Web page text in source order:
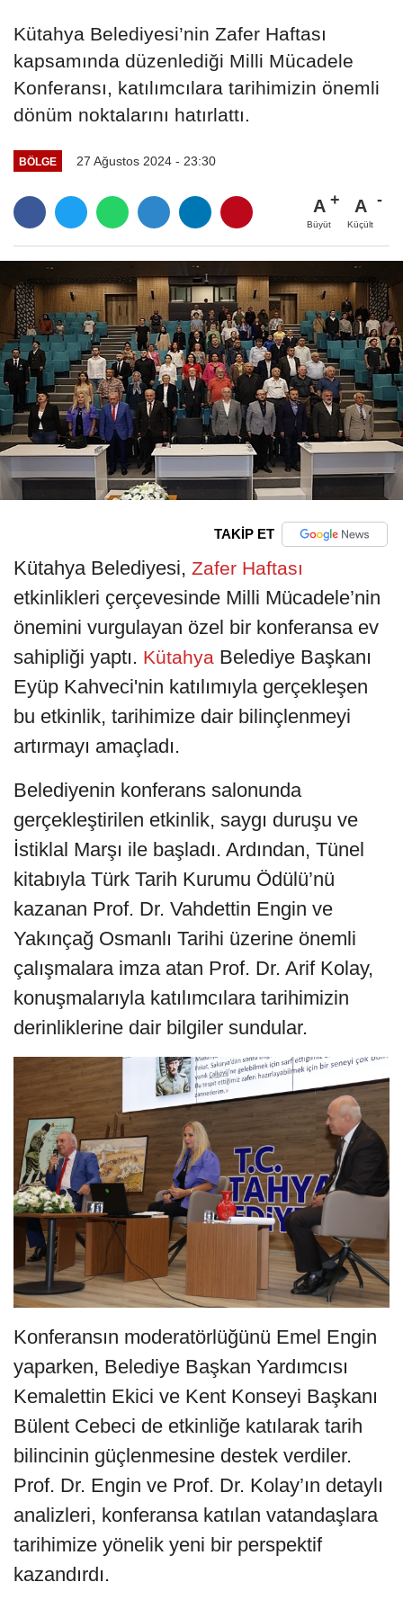
Kütahya Belediyesi’nin Zafer Haftası
kapsamında düzenlediği Milli Mücadele
Konferansı, katılımcılara tarihimizin önemli
dönüm noktalarını hatırlattı.
BÖLGE 27 Ağustos 2024 - 23:30
A
Büyüt
A
Küçült
TAKİP ET
Kütahya Belediyesi, Zafer Haftası
etkinlikleri çerçevesinde Milli Mücadele’nin
önemini vurgulayan özel bir konferansa ev
sahipliği yaptı. Kütahya Belediye Başkanı
Eyüp Kahveci'nin katılımıyla gerçekleşen
bu etkinlik, tarihimize dair bilinçlenmeyi
artırmayı amaçladı.
Belediyenin konferans salonunda
gerçekleştirilen etkinlik, saygı duruşu ve
İstiklal Marşı ile başladı. Ardından, Tünel
kitabıyla Türk Tarih Kurumu Ödülü’nü
kazanan Prof. Dr. Vahdettin Engin ve
Yakınçağ Osmanlı Tarihi üzerine önemli
çalışmalara imza atan Prof. Dr. Arif Kolay,
konuşmalarıyla katılımcılara tarihimizin
derinliklerine dair bilgiler sundular.
Konferansın moderatörlüğünü Emel Engin
yaparken, Belediye Başkan Yardımcısı
Kemalettin Ekici ve Kent Konseyi Başkanı
Bülent Cebeci de etkinliğe katılarak tarih
bilincinin güçlenmesine destek verdiler.
Prof. Dr. Engin ve Prof. Dr. Kolay’ın detaylı
analizleri, konferansa katılan vatandaşlara
tarihimize yönelik yeni bir perspektif
kazandırdı.